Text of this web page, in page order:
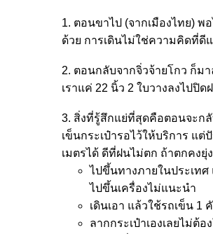
1. ตอนขาไป (จากเมืองไทย) พ
ด้วย การเดินไม่ใช่ความคิดที่ดี
2. ตอนกลับจากจิ่วจ้ายโกว ก็ม
เราแค่ 22 นิ้ว 2 ใบวางลงไปปิ
3. สิ่งที่รู้สึกแย่ที่สุดคือตอนจะก
เข็นกระเป๋ารอไว้ให้บริการ แ
เมตรได้ ดีที่ฝนไม่ตก ถ้าตกคงยุ่
ไปขึ้นทางภายในประเท
ไปขึ้นเครื่องไม่แนะนำ
เดินเอา แล้วใช้รถเข็น 1
ลากกระเป๋าเองเลยไม่ต้